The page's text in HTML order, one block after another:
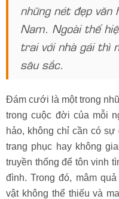
những nét đẹp văn
Nam. Ngoài thể
trai với nhà gái thì
sâu sắc.
Đám cưới là một trong
trong cuộc đời của mỗi
hảo, không chỉ cần có
trang phục hay không
truyền thống để tôn vinh
đình. Trong đó, mâm
vật không thể thiếu và